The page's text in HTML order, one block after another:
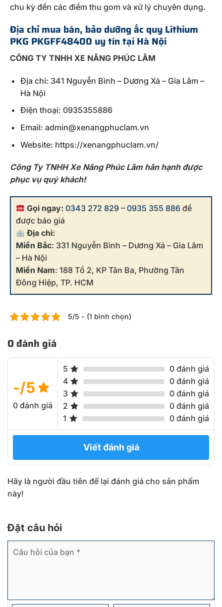
chu kỳ đến các điểm thu gom và xử lý chuyên dụng.
Địa chỉ mua bán, bảo dưỡng ắc quy Lithium
PKG PKGFF48400 uy tín tại Hà Nội
CÔNG TY TNHH XE NÂNG PHÚC LÂM
Địa chỉ: 341 Nguyễn Bình – Dương Xá – Gia Lâm –
Hà Nội
Điện thoại: 0935355886
Email: admin@xenangphuclam.vn
Website: https://xenangphuclam.vn/
Công Ty TNHH Xe Nâng Phúc Lâm hân hạnh được
phục vụ quý khách!
Gọi ngay: 0343 272 829 –0935 355 886 để
được báo giá
Địa chỉ:
Miền Bắc: 331 Nguyễn Bình – Dương Xá – Gia Lâm
– Hà Nội
Miền Nam: 188 Tổ 2, KP Tân Ba, Phường Tân
Đông Hiệp, TP. HCM
5/5 - (1 bình chọn)
0 đánh giá
-/5
0 đánh giá
5
0 đánh giá
4
0 đánh giá
3
0 đánh giá
2
0 đánh giá
1
0 đánh giá
Viết đánh giá
Hãy là người đầu tiên để lại đánh giá cho sản phẩm
này!
Đặt câu hỏi